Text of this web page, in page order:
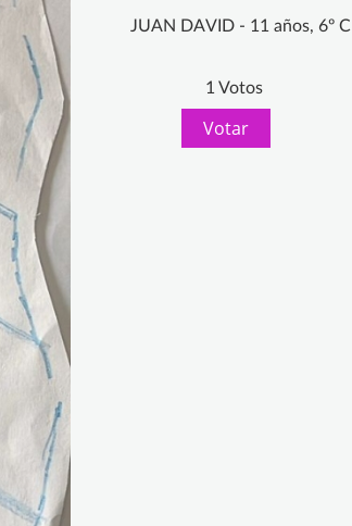
JUAN DAVID - 11 años, 6º C
1 Votos
Votar